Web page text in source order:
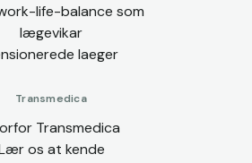
life-balance som
lægevikar
laeger
Transmedica
Transmedica
os at kende